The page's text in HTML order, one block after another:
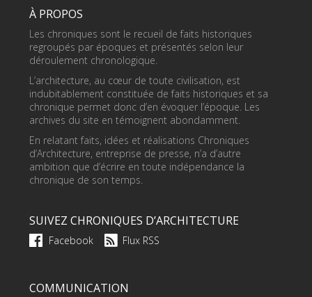
À PROPOS
Les chroniques sont le recueil de faits historiques
regroupés par époques et présentés selon leur
déroulement chronologique.
L’architecture, au cœur de toute civilisation, est
indubitablement constituée de faits historiques et sa
chronique permet donc d’en évoquer l’époque. Les
archives du site en témoignent abondamment.
En relatant faits, idées et réalisations Chroniques
d’Architecture, entreprise de presse, n’a d’autre
ambition que d’écrire en toute indépendance la
chronique de son temps.
SUIVEZ CHRONIQUES D’ARCHITECTURE
Facebook Flux RSS
COMMUNICATION